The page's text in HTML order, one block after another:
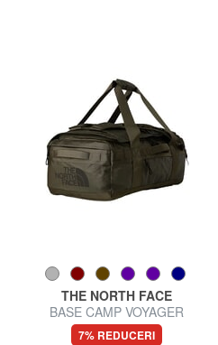
THE NORTH FACE
BASE CAMP VOYAGER
Geanta rucsac de 42 l
7% REDUCERI